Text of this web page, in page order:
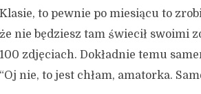
Klasie, to pewnie po miesiącu to
że nie będziesz tam świecił swoimi
100 zdjęciach. Dokładnie temu
“Oj nie, to jest chłam, amatorka.